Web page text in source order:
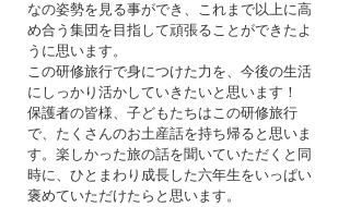
なの姿勢を見る事ができ、これまで以上に高
め合う集団を目指して頑張ることができたよ
うに思います。
この研修旅行で身につけた力を、今後の生活
にしっかり活かしていきたいと思います！
保護者の皆様、子どもたちはこの研修旅行
で、たくさんのお土産話を持ち帰ると思いま
す。楽しかった旅の話を聞いていただくと同
時に、ひとまわり成長した六年生をいっぱい
褒めていただけたらと思います。